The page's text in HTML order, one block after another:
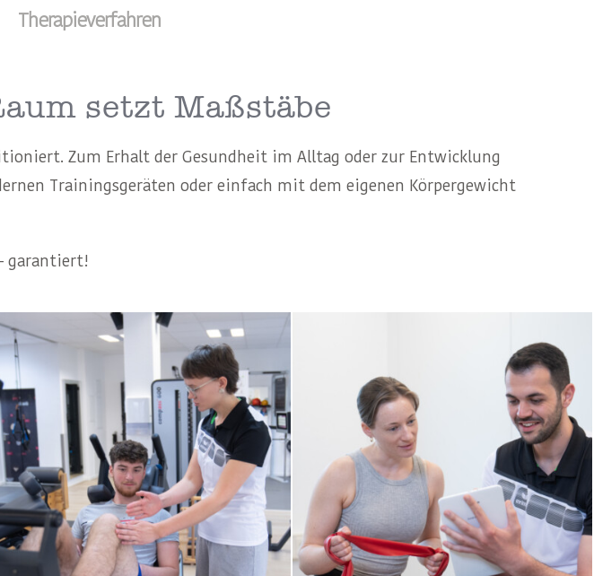
Therapieverfahren
setzt Maßstäbe
Zum Erhalt der Gesundheit im Alltag oder zur Entwicklung
Trainingsgeräten oder einfach mit dem eigenen Körpergewicht
garantiert!